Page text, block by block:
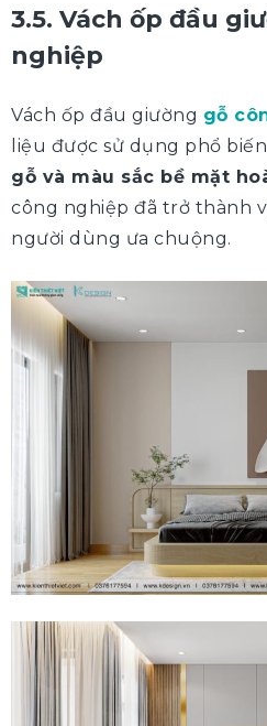
3.5. Vách ốp đầu
nghiệp
Vách ốp đầu giường gỗ
liệu được sử dụng phổ
gỗ và màu sắc bề mặt
công nghiệp đã trở thành
người dùng ưa chuộng.